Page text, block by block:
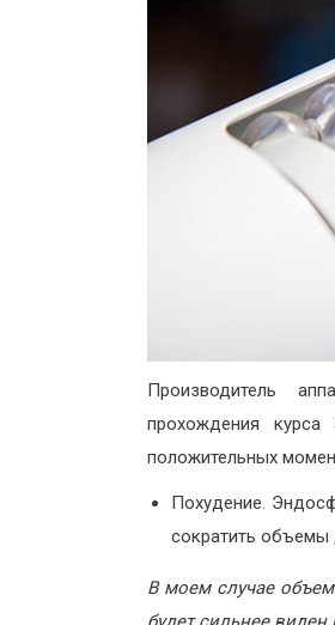
Производитель
прохождения
положительных
Похудение.
сократить объемы
В моем случае